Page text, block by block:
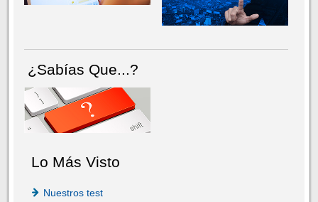
¿Sabías Que...?
Lo Más Visto
Nuestros test